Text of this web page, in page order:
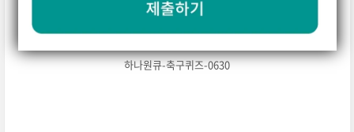
하나원큐-축구퀴즈-0630